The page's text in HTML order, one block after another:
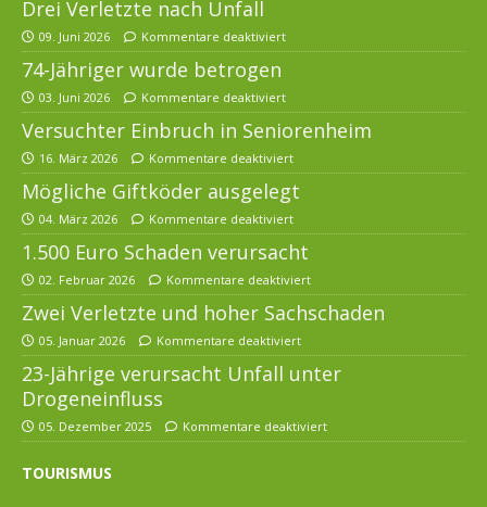
Drei Verletzte nach Unfall
09. Juni 2026 Kommentare deaktiviert
74-Jähriger wurde betrogen
03. Juni 2026 Kommentare deaktiviert
Versuchter Einbruch in Seniorenheim
16. März 2026 Kommentare deaktiviert
Mögliche Giftköder ausgelegt
04. März 2026 Kommentare deaktiviert
1.500 Euro Schaden verursacht
02. Februar 2026 Kommentare deaktiviert
Zwei Verletzte und hoher Sachschaden
05. Januar 2026 Kommentare deaktiviert
23-Jährige verursacht Unfall unter
Drogeneinfluss
05. Dezember 2025 Kommentare deaktiviert
TOURISMUS